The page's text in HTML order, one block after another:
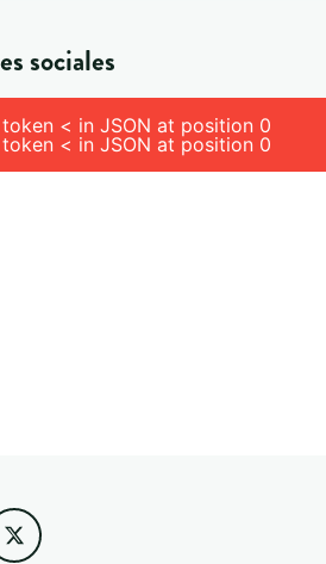
sociales
< in JSON at position 0
< in JSON at position 0